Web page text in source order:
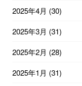
2025年4月 (30)
2025年3月 (31)
2025年2月 (28)
2025年1月 (31)